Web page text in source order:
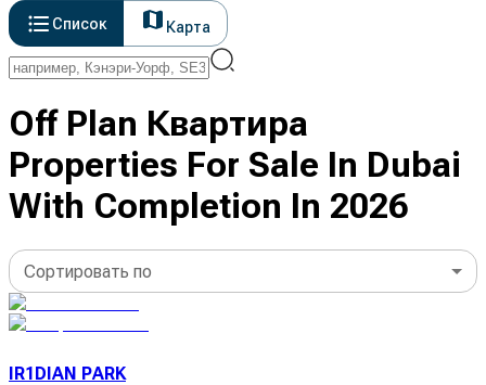
Список
Карта
Off Plan Квартира
Properties For Sale In Dubai
With Completion In 2026
Сортировать по
IR1DIAN PARK